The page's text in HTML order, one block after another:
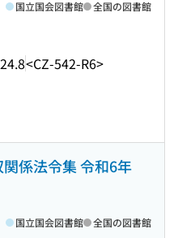
<CZ-542-R6>
国立国会図書館 全国の図書館
係法令集 令和6年
国立国会図書館 全国の図書館